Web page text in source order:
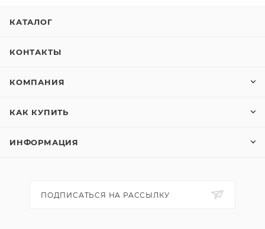
КАТАЛОГ
КОНТАКТЫ
КОМПАНИЯ
КАК КУПИТЬ
ИНФОРМАЦИЯ
ПОДПИСАТЬСЯ НА РАССЫЛКУ